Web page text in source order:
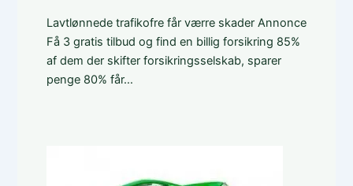
Lavtlønnede trafikofre får værre skader Annonce
Få 3 gratis tilbud og find en billig forsikring 85%
af dem der skifter forsikringsselskab, sparer
penge 80% får…